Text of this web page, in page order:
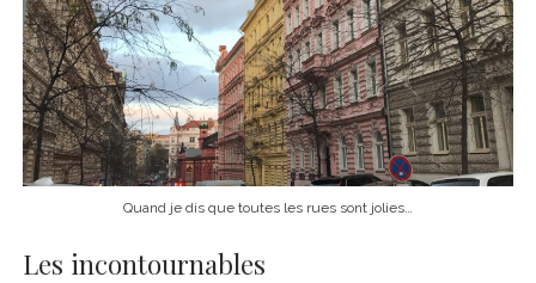
Quand je dis que toutes les rues sont jolies…
Les incontournables